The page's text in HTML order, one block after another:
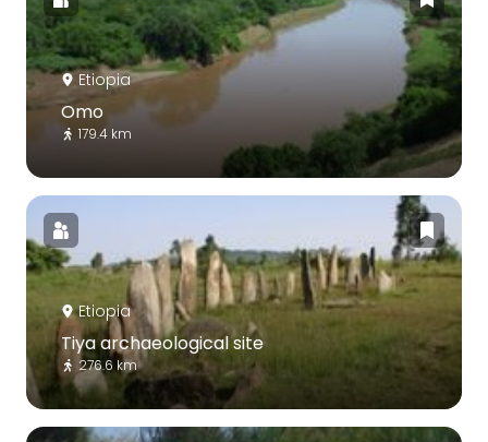
Etiopia
Omo
179.4 km
Etiopia
Tiya archaeological site
276.6 km